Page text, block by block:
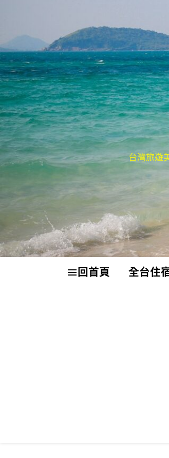
台灣旅遊
回首頁 全台住